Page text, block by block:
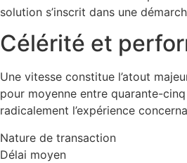
solution s’inscrit dans une
Célérité et
Une vitesse constitue l’atout
pour moyenne entre quarante-
radicalement l’expérience
Nature de transaction
Délai moyen